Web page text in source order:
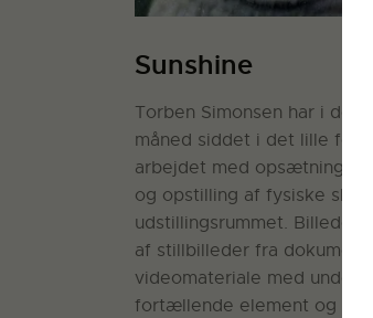
Sunshine
Torben Simonsen har i det
måned siddet i det lille
arbejdet med opsætning af
og opstilling af fysiske
udstillingsrummet.
af stillbilleder fra
videomateriale med
fortællende element og